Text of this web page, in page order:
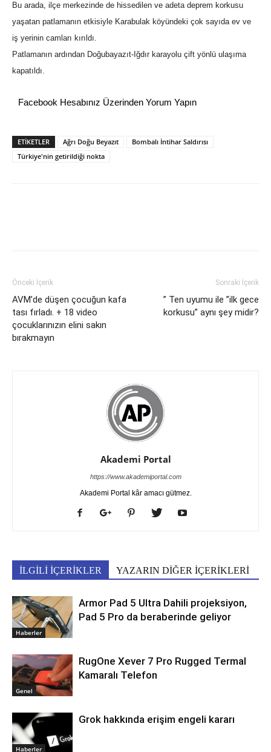
Bu arada, ilçe merkezinde de hissedilen ve adeta deprem korkusu
yaşatan patlamanın etkisiyle Karabulak köyündeki çok sayıda ev ve
iş yerinin camları kırıldı.
Patlamanın ardından Doğubayazıt-Iğdır karayolu çift yönlü ulaşıma
kapatıldı.
Facebook Hesabınız Üzerinden Yorum Yapın
ETİKETLER Ağrı Doğu Beyazıt
Bombalı İntihar Saldırısı
Türkiye'nin getirildiği nokta
Önceki İçerik
AVM’de düşen çocuğun kafa
tası fırladı. + 18 video
çocuklarınızın elini sakın
bırakmayın
Sonraki İçerik
” Ten uyumu ile ”ilk gece
korkusu” aynı şey midir?
Akademi Portal
https://www.akademiportal.com
Akademi Portal kâr amacı gütmez.
İLGİLİ İÇERİKLER YAZARIN DİĞER İÇERİKLERİ
Haberler
Armor Pad 5 Ultra Dahili projeksiyon,
Pad 5 Pro da beraberinde geliyor
Genel
RugOne Xever 7 Pro Rugged Termal
Kamaralı Telefon
Haberler
Grok hakkında erişim engeli kararı